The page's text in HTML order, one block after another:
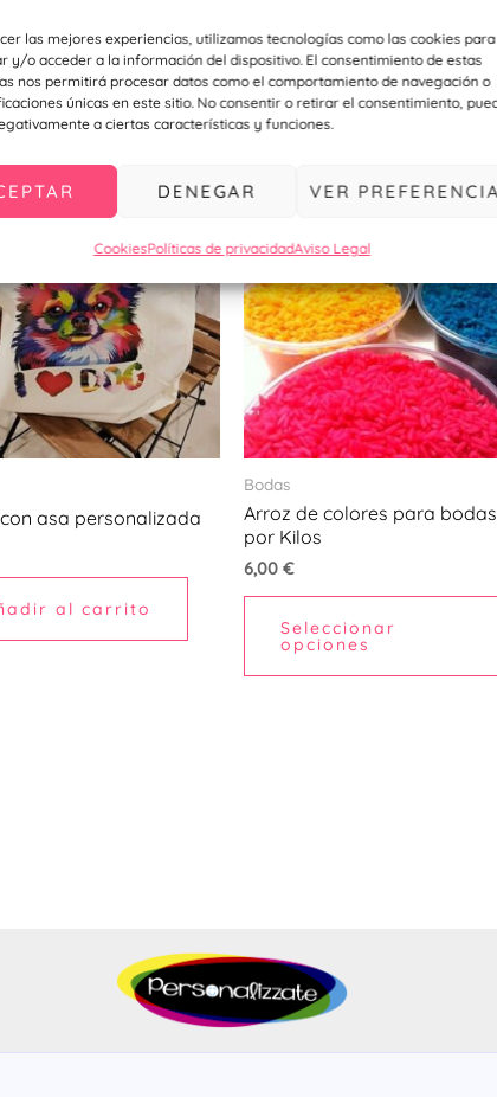
las mejores experiencias, utilizamos tecnologías como las cookies para
y/o acceder a la información del dispositivo. El consentimiento de estas
nos permitirá procesar datos como el comportamiento de navegación o
únicas en este sitio. No consentir o retirar el consentimiento,
a ciertas características y funciones.
DENEGAR VER
CookiesPolíticas de privacidadAviso Legal
asa personalizada
al carrito
Bodas
Arroz de colores para bodas
por Kilos
6,00 €
Seleccionar
opciones